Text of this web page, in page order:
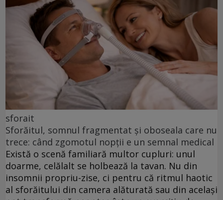
sforait
Sforăitul, somnul fragmentat și oboseala care nu
trece: când zgomotul nopții e un semnal medical
Există o scenă familiară multor cupluri: unul
doarme, celălalt se holbează la tavan. Nu din
insomnii propriu-zise, ci pentru că ritmul haotic
al sforăitului din camera alăturată sau din același